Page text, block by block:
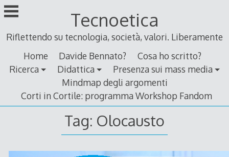
Skip
to
Tecnoetica
Riflettendo su tecnologia, società, valori. Liberamente
Home
Davide Bennato?
Cosa ho scritto?
Ricerca
Didattica
Presenza sui mass media
Mindmap degli argomenti
Corti in Cortile: programma Workshop Fandom
Tag: Olocausto